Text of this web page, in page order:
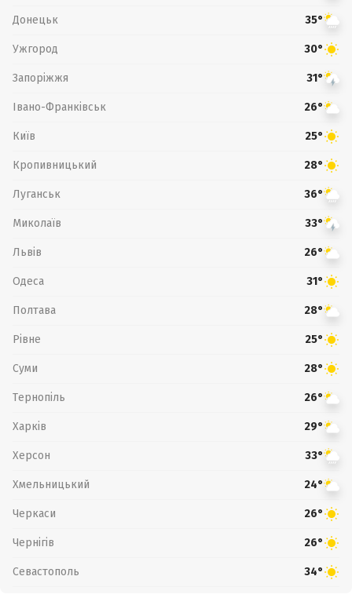
Донецьк 35°
Ужгород 30°
Запоріжжя 31°
Івано-Франківськ 26°
Київ 25°
Кропивницький 28°
Луганськ 36°
Миколаїв 33°
Львів 26°
Одеса 31°
Полтава 28°
Рівне 25°
Суми 28°
Тернопіль 26°
Харків 29°
Херсон 33°
Хмельницький 24°
Черкаси 26°
Чернігів 26°
Севастополь 34°